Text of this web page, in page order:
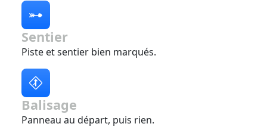
Sentier
Piste et sentier bien marqués.
Balisage
Panneau au départ, puis rien.